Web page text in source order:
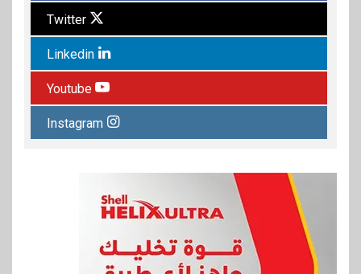
Twitter
Linkedin
Youtube
Instagram